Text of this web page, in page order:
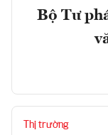
Bộ Tư
Thị trường